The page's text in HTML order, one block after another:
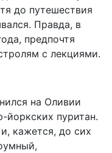
до путешествия
Правда, в
предпочтя
с лекциями.
на Оливии
йоркских пуритан.
кажется, до сих